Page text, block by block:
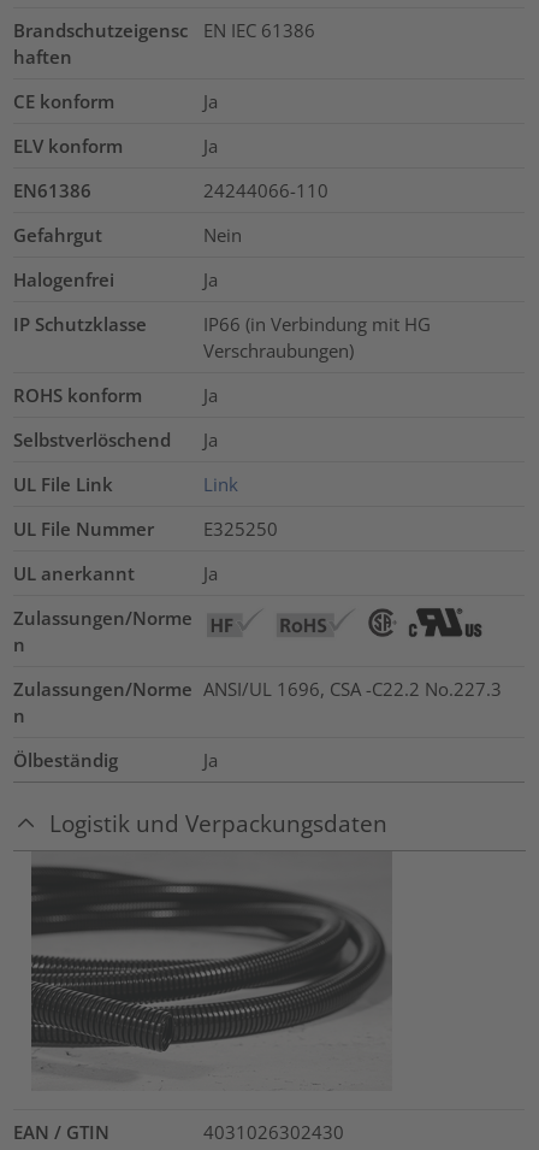
Brandschutzeigensc
haften
EN IEC 61386
CE konform
Ja
ELV konform
Ja
EN61386
24244066-110
Gefahrgut
Nein
Halogenfrei
Ja
IP Schutzklasse
IP66 (in Verbindung mit HG
Verschraubungen)
ROHS konform
Ja
Selbstverlöschend
Ja
UL File Link
Link
UL File Nummer
E325250
UL anerkannt
Ja
Zulassungen/Norme
n
Zulassungen/Norme
n
ANSI/UL 1696, CSA -C22.2 No.227.3
Ölbeständig Ja
Logistik und Verpackungsdaten
EAN / GTIN
4031026302430